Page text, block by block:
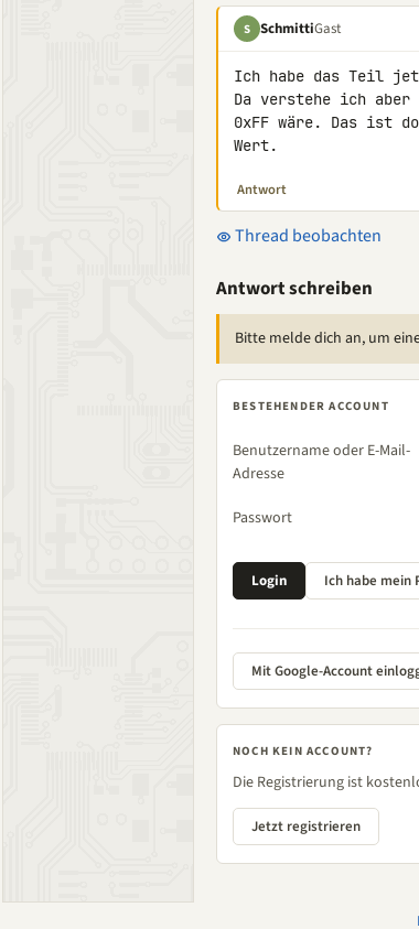
S SchmittiGast
Ich habe das Teil
Da verstehe ich
0xFF wäre. Das ist
Wert.
Antwort
Thread beobachten
Antwort schreiben
Bitte melde dich an, um
BESTEHENDER ACCOUNT
Benutzername oder E-Mail-
Adresse
Passwort
Mit Google-Account
NOCH KEIN ACCOUNT?
Die Registrierung ist
Jetzt registrieren